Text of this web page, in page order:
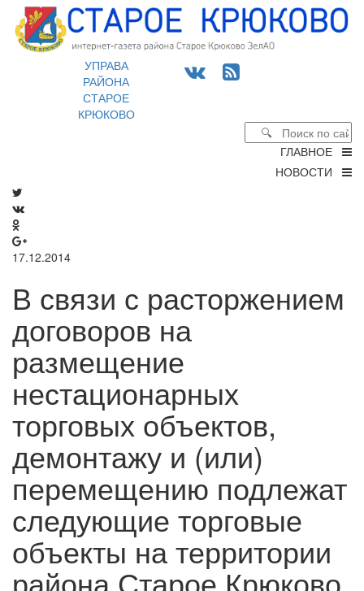
УПРАВА
РАЙОНА
СТАРОЕ
КРЮКОВО
ГЛАВНОЕ
НОВОСТИ
17.12.2014
В связи с расторжением
договоров на
размещение
нестационарных
торговых объектов,
демонтажу и (или)
перемещению подлежат
следующие торговые
объекты на территории
района Старое Крюково